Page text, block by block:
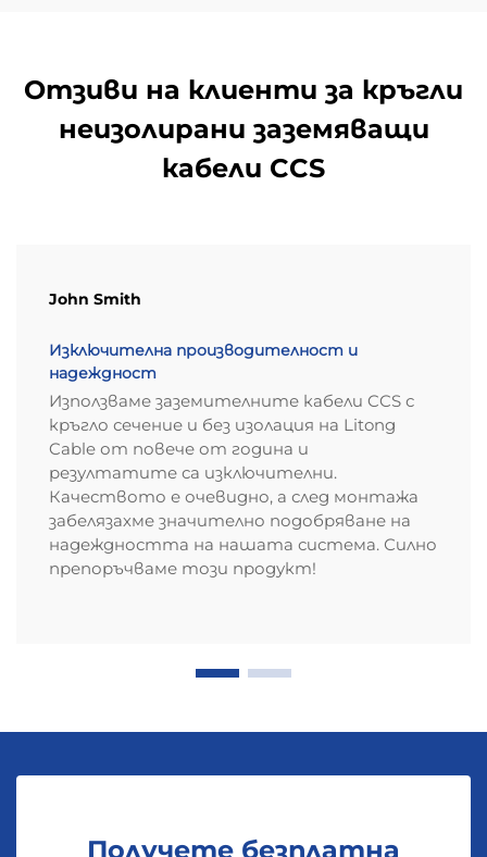
Отзиви на клиенти за кръгли
неизолирани заземяващи
кабели CCS
John Smith
Изключителна производителност и
надеждност
Използваме заземителните кабели CCS с
кръгло сечение и без изолация на Litong
Cable от повече от година и
резултатите са изключителни.
Качеството е очевидно, а след монтажа
забелязахме значително подобряване на
надеждността на нашата система. Силно
препоръчваме този продукт!
Получете безплатна